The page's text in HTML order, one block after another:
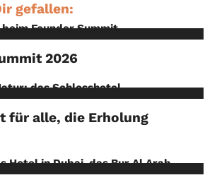
gefallen:
2026
für alle, die Erholung